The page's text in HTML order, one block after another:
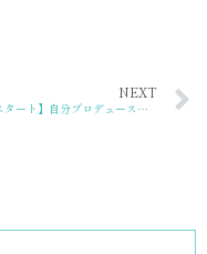
NEXT
【募集スタート】自分プロデュースをはじめよう！（6月・9月・12月の連続講座）女性限定